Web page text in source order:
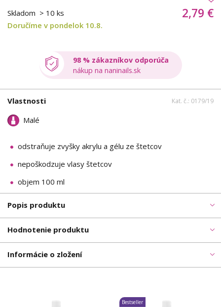
Skladom > 10 ks
Doručíme v pondelok 10.8.
2,79 €
98 % zákazníkov odporúča
nákup na naninails.sk
Vlastnosti Kat. č.: 0179/19
Malé
odstraňuje zvyšky akrylu a gélu ze štetcov
nepoškodzuje vlasy štetcov
objem 100 ml
Popis produktu
Hodnotenie produktu
Informácie o zložení
Bestseller